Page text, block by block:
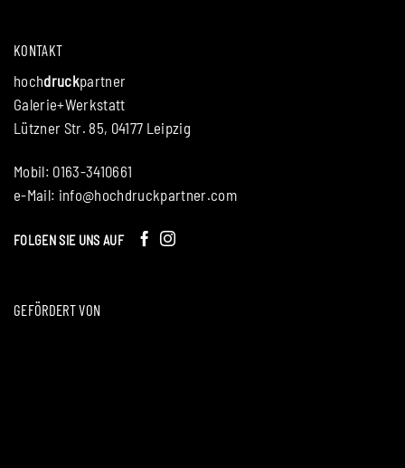
KONTAKT
hochdruckpartner
Galerie+Werkstatt
Lützner Str. 85, 04177 Leipzig
Mobil: 0163-3410661
e-Mail: info@hochdruckpartner.com
FOLGEN SIE UNS AUF
GEFÖRDERT VON